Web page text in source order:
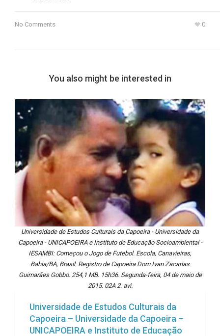
No Comments 0
You also might be interested in
Universidade de Estudos Culturais da Capoeira - Universidade da
Capoeira - UNICAPOEIRA e Instituto de Educação Socioambiental -
IESAMBI: Começou o Jogo de Futebol. Escola, Canavieiras,
Bahia/BA, Brasil. Registro de Capoeira Dom Ivan Zacarias
Guimarães Gobbo. 254,1 MB. 15h36. Segunda-feira, 04 de maio de
2015. 02A 2. avi.
Universidade de Estudos Culturais da
Capoeira – Universidade da Capoeira –
UNICAPOEIRA e Instituto de Educação